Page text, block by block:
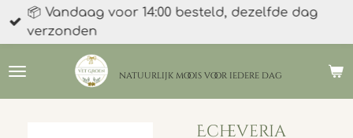
Ga
direct
de
natuurlijk moois voor iedere dag
📦 Vandaag voor 14:00 besteld, dezelfde dag
verzonden
Echeveria